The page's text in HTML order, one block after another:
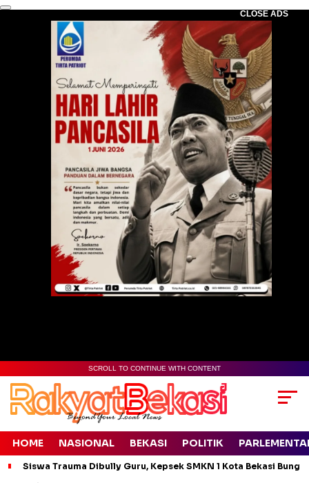
CLOSE ADS
SCROLL TO CONTINUE WITH CONTENT
HOME NASIONAL BEKASI POLITIK
Siswa Trauma Dibully Guru, Kepsek SMKN 1 Kota Bekasi